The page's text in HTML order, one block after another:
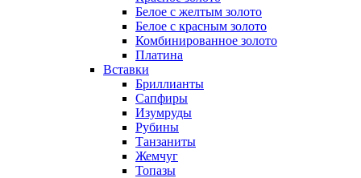
Белое с желтым золото
Белое с красным золото
Комбинированное золото
Платина
Вставки
Бриллианты
Сапфиры
Изумруды
Рубины
Танзаниты
Жемчуг
Топазы